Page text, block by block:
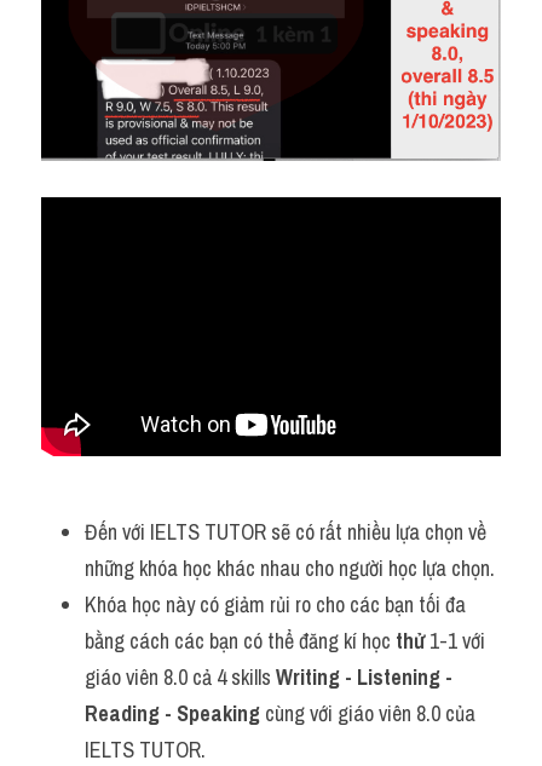
Đến với IELTS TUTOR sẽ có rất nhiều lựa chọn về
những khóa học khác nhau cho người học lựa chọn.
Khóa học này có giảm rủi ro cho các bạn tối đa
bằng cách các bạn có thể đăng kí học thử 1-1 với
giáo viên 8.0 cả 4 skills Writing - Listening -
Reading - Speaking cùng với giáo viên 8.0 của
IELTS TUTOR.